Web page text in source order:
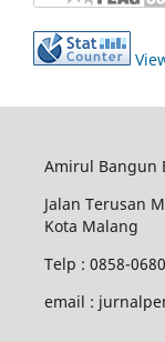
Amirul Bangun
Jalan Terusan
Kota Malang
Telp : 0858-
email :